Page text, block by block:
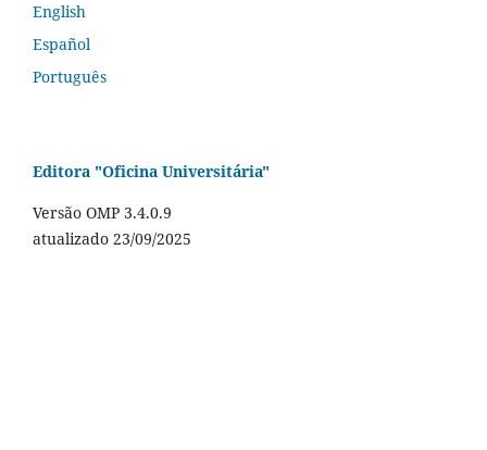
English
Español
Português
Editora "Oficina Universitária"
Versão OMP 3.4.0.9
atualizado 23/09/2025